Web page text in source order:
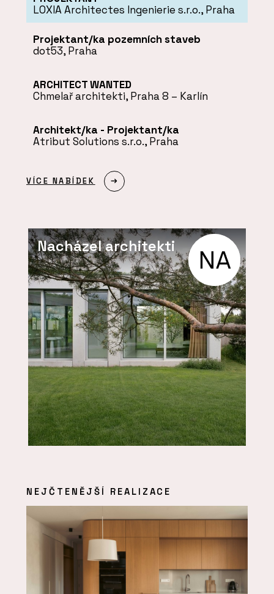
LOXIA Architectes Ingenierie s.r.o., Praha
Projektant/ka pozemních staveb
dot53, Praha
ARCHITECT WANTED
Chmelař architekti, Praha 8 – Karlín
Architekt/ka - Projektant/ka
Atribut Solutions s.r.o., Praha
VÍCE NABÍDEK
Nacházel architekti
NEJČTENĚJŠÍ REALIZACE